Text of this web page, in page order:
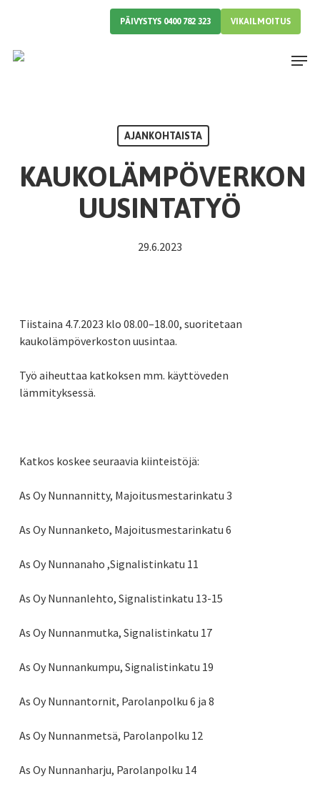
content
PÄIVYSTYS 0400 782 323 VIKAILMOITUS
Menu
AJANKOHTAISTA
KAUKOLÄMPÖVERKON
UUSINTATYÖ
29.6.2023
Tiistaina 4.7.2023 klo 08.00–18.00, suoritetaan
kaukolämpöverkoston uusintaa.
Työ aiheuttaa katkoksen mm. käyttöveden
lämmityksessä.
Katkos koskee seuraavia kiinteistöjä:
As Oy Nunnannitty, Majoitusmestarinkatu 3
As Oy Nunnanketo, Majoitusmestarinkatu 6
As Oy Nunnanaho ,Signalistinkatu 11
As Oy Nunnanlehto, Signalistinkatu 13-15
As Oy Nunnanmutka, Signalistinkatu 17
As Oy Nunnankumpu, Signalistinkatu 19
As Oy Nunnantornit, Parolanpolku 6 ja 8
As Oy Nunnanmetsä, Parolanpolku 12
As Oy Nunnanharju, Parolanpolku 14